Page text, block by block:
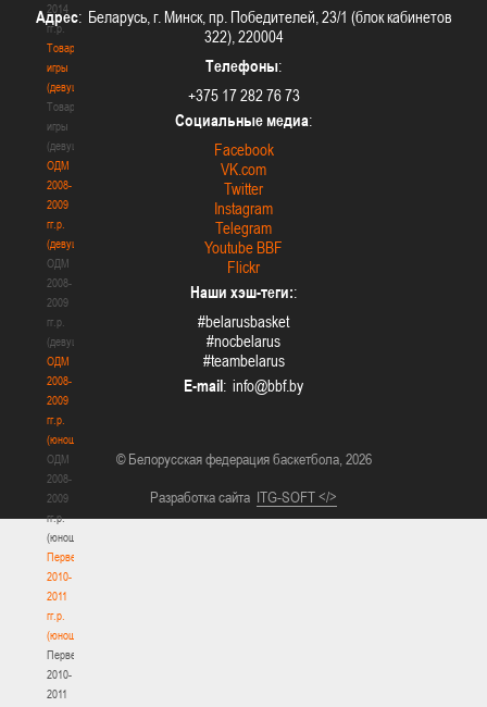
2014
гг.р.
Товарищеские
игры
(девушки)
Товарищеские
игры
(девушки)
ОДМ
2008-
2009
гг.р.
(девушки)
ОДМ
2008-
2009
гг.р.
(девушки)
ОДМ
2008-
2009
гг.р.
(юноши)
ОДМ
2008-
2009
гг.р.
(юноши)
Первенство
2010-
2011
гг.р.
(юноши)
Первенство
2010-
2011
Адрес: Беларусь, г. Минск, пр. Победителей, 23/1 (блок кабинетов
322), 220004
Телефоны:
+375 17 282 76 73
Социальные медиа:
Facebook
VK.com
Twitter
Instagram
Telegram
Youtube BBF
Flickr
Наши хэш-теги::
#belarusbasket
#nocbelarus
#teambelarus
E-mail:
© Белорусская федерация баскетбола, 2026
Разработка сайта ITG-SOFT </>